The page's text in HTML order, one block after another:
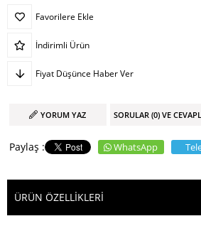
Favorilere Ekle
İndirimli Ürün
Fiyat Düşünce Haber Ver
YORUM YAZ SORULAR (0) VE
WhatsApp
ÜRÜN ÖZELLIKLERI